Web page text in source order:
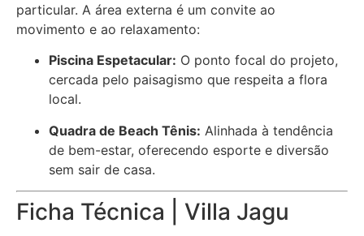
particular. A área externa é um convite ao
movimento e ao relaxamento:
Piscina Espetacular: O ponto focal do projeto,
cercada pelo paisagismo que respeita a flora
local.
Quadra de Beach Tênis: Alinhada à tendência
de bem-estar, oferecendo esporte e diversão
sem sair de casa.
Ficha Técnica | Villa Jagu